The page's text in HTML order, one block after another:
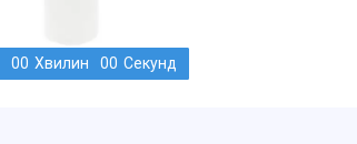
00 Хвилин 00 Секунд